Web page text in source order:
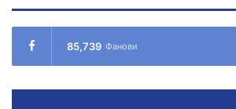
85,739 Фанови